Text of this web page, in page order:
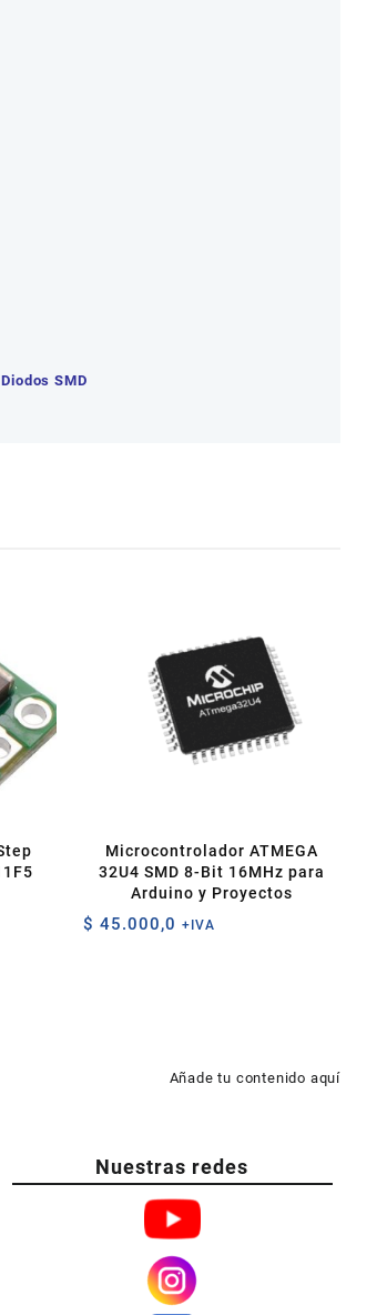
Diodos SMD
Microcontrolador ATMEGA
32U4 SMD 8-Bit 16MHz para
Arduino y Proyectos
$ 45.000,0 +IVA
Añade tu contenido aquí
Nuestras redes